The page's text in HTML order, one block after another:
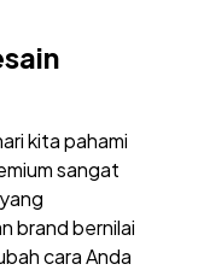
kita pahami
sangat
brand bernilai
cara Anda